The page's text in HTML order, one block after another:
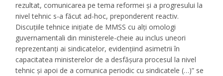
rezultat, comunicarea pe tema reformei și a progresului la
nivel tehnic s-a făcut ad-hoc, preponderent reactiv.
Discuțiile tehnice inițiate de MMSS cu alți omologi
guvernamentali din ministerele-cheie au inclus uneori
reprezentanți ai sindicatelor, evidențiind asimetrii în
capacitatea ministerelor de a desfășura procesul la nivel
tehnic și apoi de a comunica periodic cu sindicatele (…)” se